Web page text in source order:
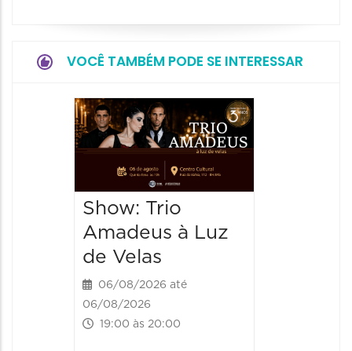
VOCÊ TAMBÉM PODE SE INTERESSAR
Show: Trio
Amadeus à Luz
de Velas
06/08/2026 até
06/08/2026
19:00 às 20:00